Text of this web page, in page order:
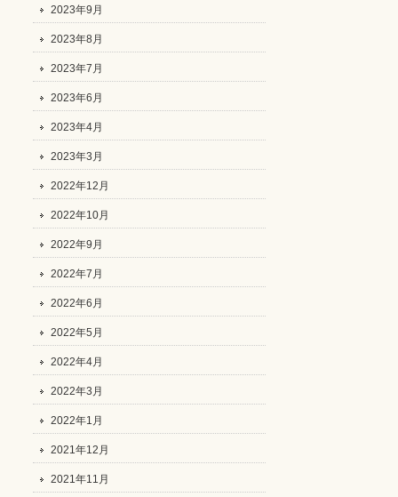
2023年9月
2023年8月
2023年7月
2023年6月
2023年4月
2023年3月
2022年12月
2022年10月
2022年9月
2022年7月
2022年6月
2022年5月
2022年4月
2022年3月
2022年1月
2021年12月
2021年11月